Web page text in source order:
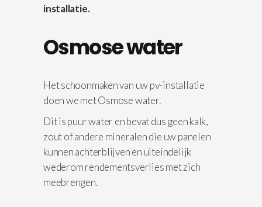
installatie.
Osmose water
Het schoonmaken van uw pv-installatie
doen we met Osmose water.
Dit is puur water en bevat dus geen kalk,
zout of andere mineralen die uw panelen
kunnen achterblijven en uiteindelijk
wederom rendementsverlies met zich
meebrengen.